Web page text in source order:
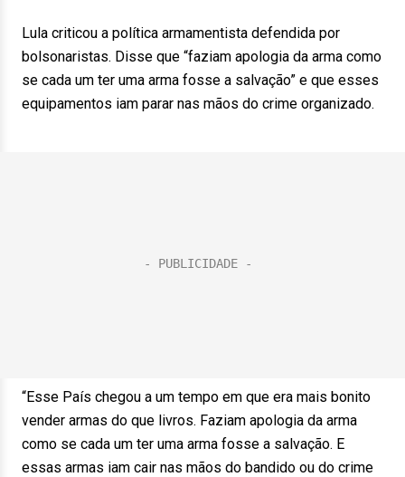
Lula criticou a política armamentista defendida por
bolsonaristas. Disse que “faziam apologia da arma como
se cada um ter uma arma fosse a salvação” e que esses
equipamentos iam parar nas mãos do crime organizado.
“Esse País chegou a um tempo em que era mais bonito
vender armas do que livros. Faziam apologia da arma
como se cada um ter uma arma fosse a salvação. E
essas armas iam cair nas mãos do bandido ou do crime